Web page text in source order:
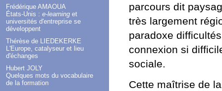
Frédérique AMAOUA
États-Unis : e-learning et
universités d'entreprise se
développent
Thérèse de LIEDEKERKE
L'Europe, catalyseur et lieu
d'échanges
Hubert JOLY
Quelques mots du vocabulaire
de la formation
parcours dit
très largement
paradoxe
connexion si
sociale.
Cette maîtrise de